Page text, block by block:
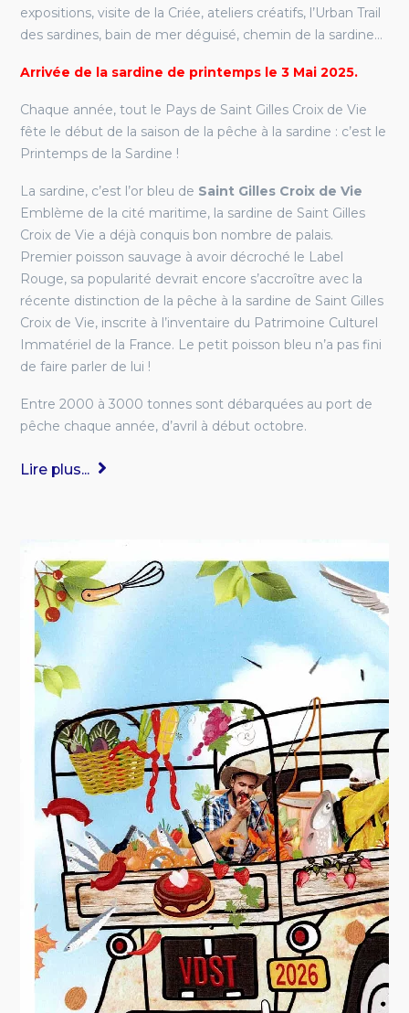
expositions, visite de la Criée, ateliers créatifs, l’Urban Trail
des sardines, bain de mer déguisé, chemin de la sardine…
Arrivée de la sardine de printemps le 3 Mai 2025.
Chaque année, tout le Pays de Saint Gilles Croix de Vie
fête le début de la saison de la pêche à la sardine : c’est le
Printemps de la Sardine !
La sardine, c’est l’or bleu de Saint Gilles Croix de Vie
Emblème de la cité maritime, la sardine de Saint Gilles
Croix de Vie a déjà conquis bon nombre de palais.
Premier poisson sauvage à avoir décroché le Label
Rouge, sa popularité devrait encore s’accroître avec la
récente distinction de la pêche à la sardine de Saint Gilles
Croix de Vie, inscrite à l’inventaire du Patrimoine Culturel
Immatériel de la France. Le petit poisson bleu n’a pas fini
de faire parler de lui !
Entre 2000 à 3000 tonnes sont débarquées au port de
pêche chaque année, d’avril à début octobre.
Lire plus...